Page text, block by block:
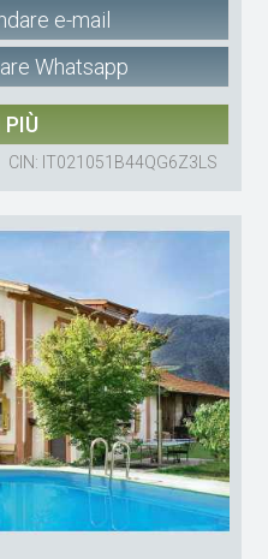
e-mail
Whatsapp
PIÙ
CIN: IT021051B44QG6Z3LS